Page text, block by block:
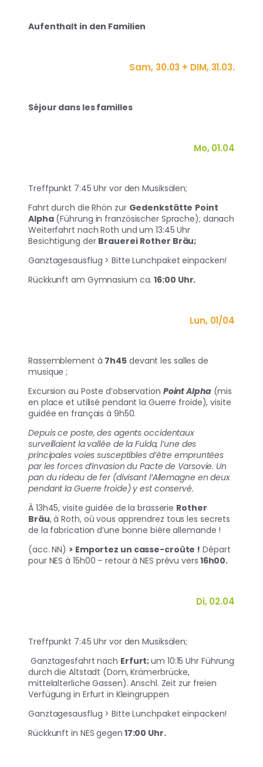
Aufenthalt in den Familien
Sam, 30.03 + DIM, 31.03.
Séjour dans les familles
Mo, 01.04
Treffpunkt 7:45 Uhr vor den Musiksälen;
Fahrt durch die Rhön zur Gedenkstätte Point
Alpha(Führung in französischer Sprache); danach
Weiterfahrt nach Roth und um 13:45 Uhr
Besichtigung der Brauerei Rother Bräu;
Ganztagesausflug > Bitte Lunchpaket einpacken!
Rückkunft am Gymnasium ca.16:00 Uhr.
Lun, 01/04
Rassemblement à 7h45 devant les salles de
musique ;
Excursion au Poste d’observation Point Alpha(mis
en place et utilisé pendant la Guerre froide), visite
guidée en français à 9h50.
Depuis ce poste, des agents occidentaux
surveillaient la vallée de la Fulda, l’une des
principales voies susceptibles d’être empruntées
par les forces d’invasion du Pacte de Varsovie. Un
pan du rideau de fer (divisant l’Allemagne en deux
pendant la Guerre froide) y est conservé.
À 13h45, visite guidée de la brasserie Rother
Bräu,à Roth, où vous apprendrez tous les secrets
de la fabrication d’une bonne bière allemande !
(acc. NN) > Emportez un casse-croûte ! Départ
pour NES à 15h00 – retour à NES prévu vers 16h00.
Di, 02.04
Treffpunkt 7:45 Uhr vor den Musiksälen;
Ganztagesfahrt nach Erfurt;um 10:15 Uhr Führung
durch die Altstadt (Dom, Krämerbrücke,
mittelalterliche Gassen). Anschl. Zeit zur freien
Verfügung in Erfurt in Kleingruppen
Ganztagesausflug > Bitte Lunchpaket einpacken!
Rückkunft in NES gegen 17:00 Uhr.